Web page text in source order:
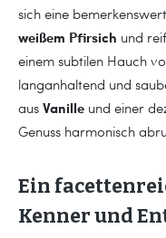
sich eine
weißem Pfirsich und
einem subtilen Hauch
langanhaltend und
aus Vanille und einer
Genuss harmonisch
Ein
Kenner und